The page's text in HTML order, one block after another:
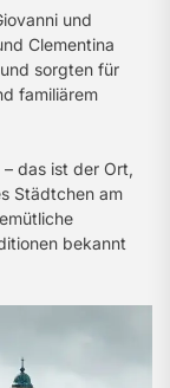
und
Clementina
sorgten für
familiärem
das ist der Ort,
Städtchen am
bekannt